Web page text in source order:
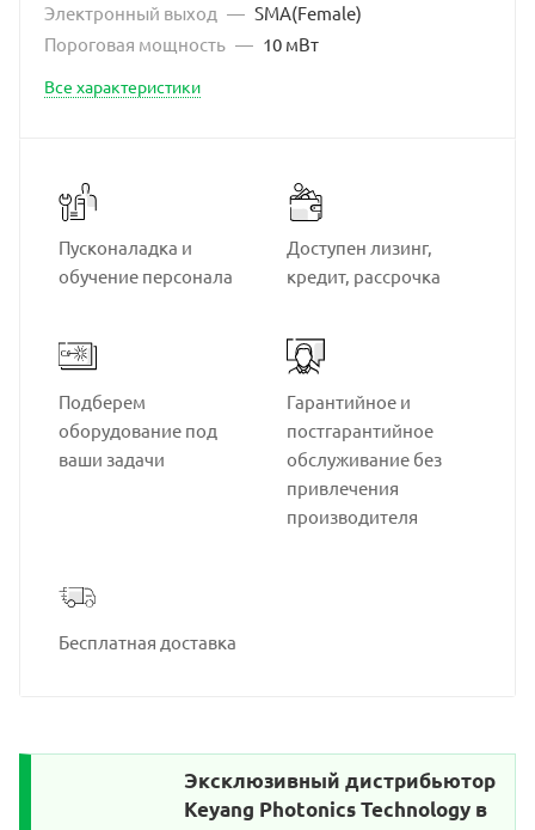
Электронный выход — SMA(Female)
Пороговая мощность — 10 мВт
Все характеристики
Пусконаладка и
обучение персонала
Доступен лизинг,
кредит, рассрочка
Подберем
оборудование под
ваши задачи
Гарантийное и
постгарантийное
обслуживание без
привлечения
производителя
Бесплатная доставка
Эксклюзивный дистрибьютор
Keyang Photonics Technology в